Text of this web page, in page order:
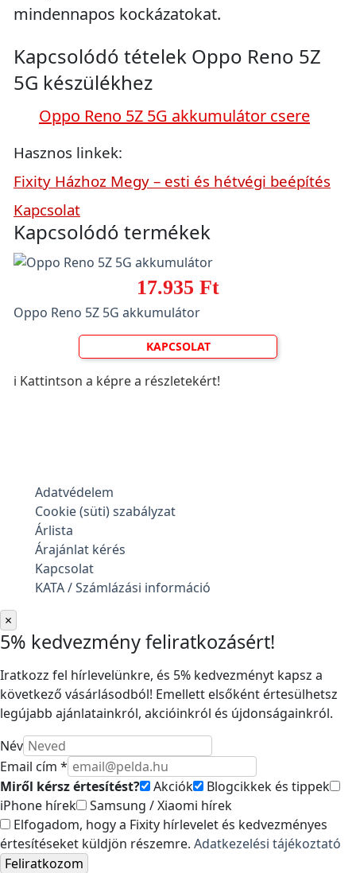
mindennapos kockázatokat.
Kapcsolódó tételek Oppo Reno 5Z
5G készülékhez
Oppo Reno 5Z 5G akkumulátor csere
Hasznos linkek:
Fixity Házhoz Megy – esti és hétvégi beépítés
Kapcsolat
Kapcsolódó termékek
17.935 Ft
Oppo Reno 5Z 5G akkumulátor
KAPCSOLAT
ℹ️ Kattintson a képre a részletekért!
Adatvédelem
Cookie (süti) szabályzat
Árlista
Árajánlat kérés
Kapcsolat
KATA / Számlázási információ
×
5% kedvezmény feliratkozásért!
Iratkozz fel hírlevelünkre, és 5% kedvezményt kapsz a
következő vásárlásodból! Emellett elsőként értesülhetsz
legújabb ajánlatainkról, akcióinkról és újdonságainkról.
Név
Email cím *
Miről kérsz értesítést?
Akciók
Blogcikkek és tippek
iPhone hírek
Samsung / Xiaomi hírek
Elfogadom, hogy a Fixity hírlevelet és kedvezményes
értesítéseket küldjön részemre. Adatkezelési tájékoztató
Feliratkozom